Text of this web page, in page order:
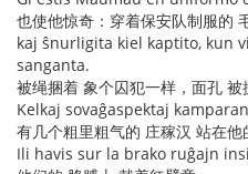
也使他惊奇：穿着保安队制服的
kaj ŝnurligita kiel kaptito, kun
sanganta.
被绳捆着 象个囚犯一样，面孔 被
Kelkaj sovaĝaspektaj
有几个粗里粗气的 庄稼汉 站在他
Ili havis sur la brako ruĝajn